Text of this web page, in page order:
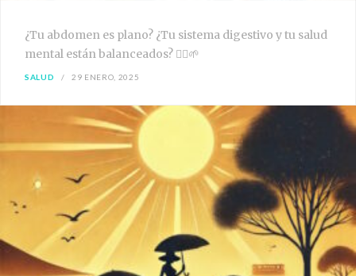
¿Tu abdomen es plano? ¿Tu sistema digestivo y tu salud
mental están balanceados? 🧘‍♀️🌱
SALUD 29 ENERO, 2025